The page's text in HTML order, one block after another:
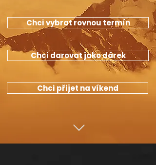
Chci vybrat rovnou termín
Chci darovat jako dárek
Chci přijet na víkend